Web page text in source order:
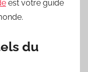
est votre guide
du